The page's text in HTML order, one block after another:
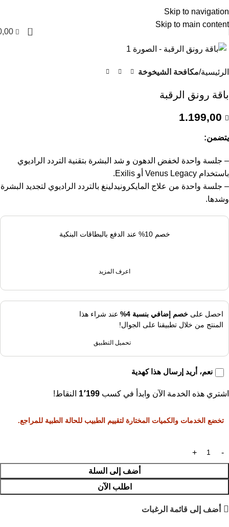
Skip to navigation
Skip to main content
العربية
0
الرئيسية مكافحة الشيخوخة
باقة رونق الرقبة
1.199,00
يتضمن:
– جلسة واحدة لخفض الدهون و شد البشرة بتقنية التردد الراديوي
باستخدام Venus Legacy أو Exilis.
– جلسة واحدة من علاج المايكرونيدلينغ بالتردد الراديوي لتجديد البشرة
وشدها.
خصم 10% عند الدفع بالبطاقات البنكية
اعرف المزيد
احصل على خصم إضافي بنسبة 4%
عند شراء هذا
المنتج من خلال تطبيقنا على الجوال!
تحميل التطبيق
نعم، أريد إرسال هذا كهدية
اشتري هذه الخدمة الآن وابدأ في كسب 1٬199 النقاط!
أضف إلى السلة
اطلب الآن
تخضع الخدمات والكميات المختارة لتقييم الطبيب للحالة الطبية للمراجع.
أضف إلى قائمة الرغبات